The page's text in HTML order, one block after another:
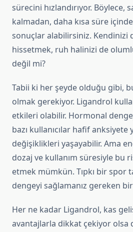
sürecini hızlandırıyor. Böylece,
kalmadan, daha kısa süre
sonuçlar alabilirsiniz. Kendinizi
hissetmek, ruh halinizi de
değil mi?
Tabii ki her şeyde olduğu gibi,
olmak gerekiyor. Ligandrol
etkileri olabilir. Hormonal
bazı kullanıcılar hafif anksiyete
değişiklikleri yaşayabilir. Ama
dozaj ve kullanım süresiyle bu
etmek mümkün. Tıpkı bir spor
dengeyi sağlamanız gereken
Her ne kadar Ligandrol, kas
avantajlarla dikkat çekiyor olsa